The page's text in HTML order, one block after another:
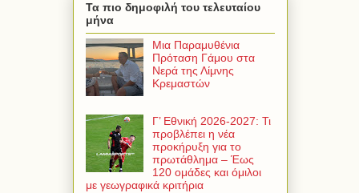
Τα πιο δημοφιλή του τελευταίου
μήνα
Μια Παραμυθένια
Πρόταση Γάμου στα
Νερά της Λίμνης
Κρεμαστών
Γ’ Εθνική 2026-2027: Τι
προβλέπει η νέα
προκήρυξη για το
πρωτάθλημα – Έως
120 ομάδες και όμιλοι
με γεωγραφικά κριτήρια